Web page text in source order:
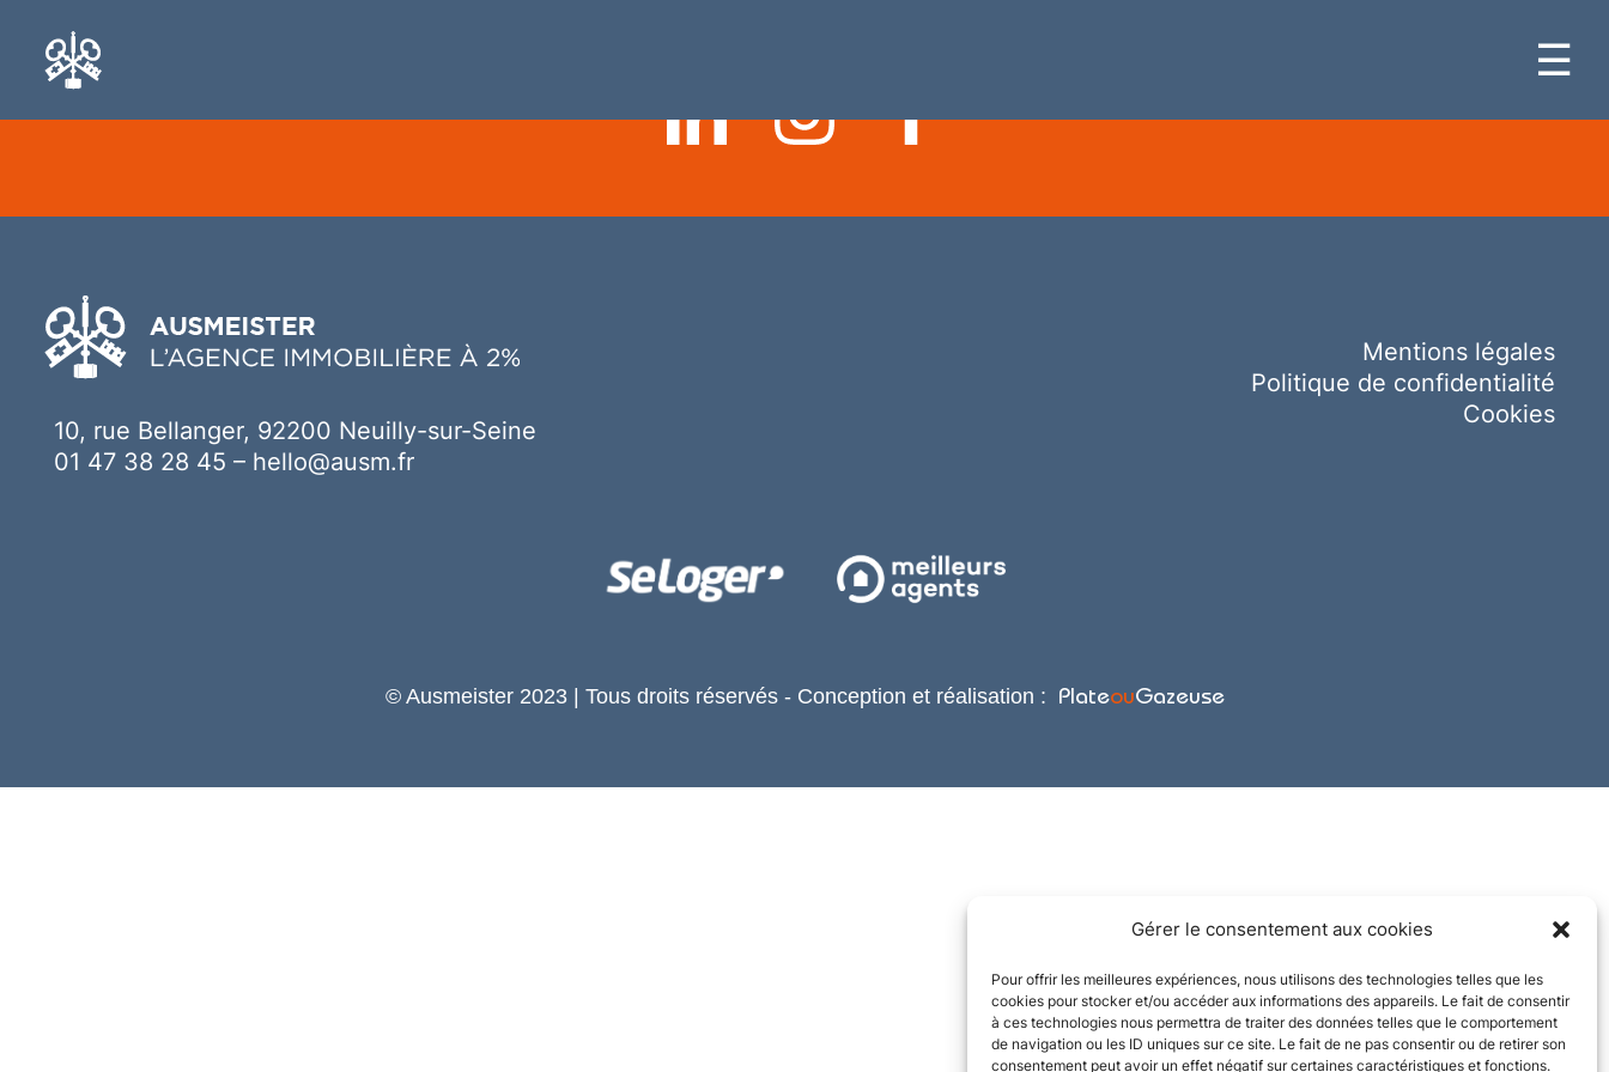
Gérer le consentement aux cookies
Pour offrir les meilleures expériences, nous utilisons des technologies telles que les
cookies pour stocker et/ou accéder aux informations des appareils. Le fait de consentir
à ces technologies nous permettra de traiter des données telles que le comportement
de navigation ou les ID uniques sur ce site. Le fait de ne pas consentir ou de retirer son
consentement peut avoir un effet négatif sur certaines caractéristiques et fonctions.
☰
10, rue Bellanger, 92200 Neuilly-sur-Seine
01 47 38 28 45 – hello@ausm.fr
Mentions légales
Politique de confidentialité
Cookies
© Ausmeister 2023 | Tous droits réservés - Conception et réalisation : PlateouGazeuse